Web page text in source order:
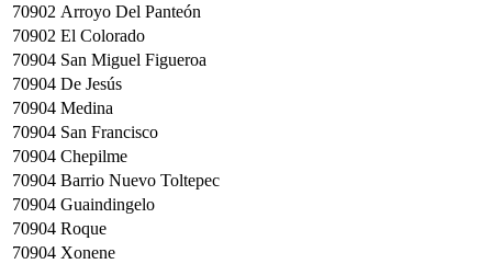
70902 Arroyo Del Panteón
70902 El Colorado
70904 San Miguel Figueroa
70904 De Jesús
70904 Medina
70904 San Francisco
70904 Chepilme
70904 Barrio Nuevo Toltepec
70904 Guaindingelo
70904 Roque
70904 Xonene